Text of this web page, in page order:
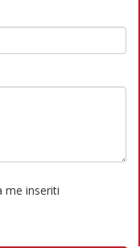
me inseriti